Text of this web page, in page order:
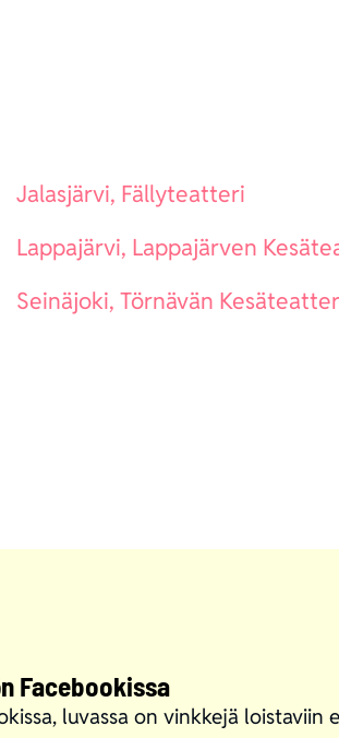
Jalasjärvi, Fällyteatteri
Lappajärvi, Lappajärven
Seinäjoki, Törnävän
Facebookissa
luvassa on vinkkejä loistaviin